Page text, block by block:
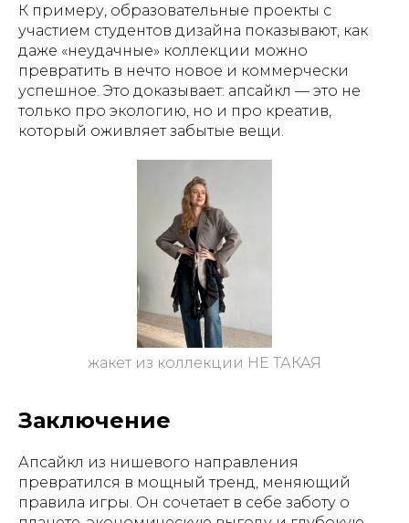
К примеру, образовательные проекты с
участием студентов дизайна показывают, как
даже «неудачные» коллекции можно
превратить в нечто новое и коммерчески
успешное. Это доказывает: апсайкл — это не
только про экологию, но и про креатив,
который оживляет забытые вещи.
жакет из коллекции НЕ ТАКАЯ
Заключение
Апсайкл из нишевого направления
превратился в мощный тренд, меняющий
правила игры. Он сочетает в себе заботу о